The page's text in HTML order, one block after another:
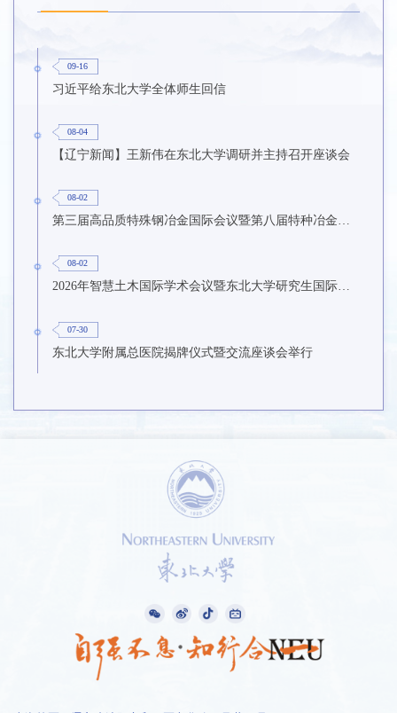
09-16
习近平给东北大学全体师生回信
08-04
【辽宁新闻】王新伟在东北大学调研并主持召开座谈会
08-02
08-02
2026年智慧土木国际学术会议暨东北大学研究生国际暑期学校第九期在东北大学召开
07-30
东北大学附属总医院揭牌仪式暨交流座谈会举行